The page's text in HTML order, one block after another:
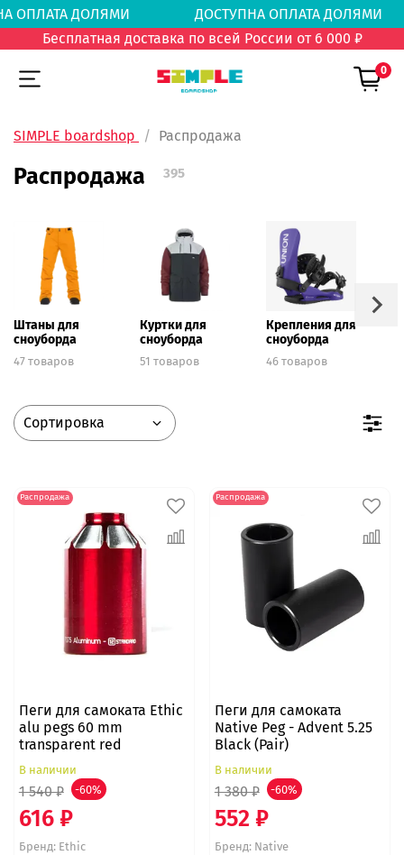
ОПЛАТА ДОЛЯМИ
ДОСТУПНА ОПЛАТА
Бесплатная доставка по всей России от 6 000 ₽
0
SIMPLE boardshop Распродажа
Распродажа 395
Штаны для
сноуборда
47 товаров
Куртки для
сноуборда
51 товаров
Крепления для
сноуборда
46 товаров
Распродажа
Пеги для самоката Ethic
alu pegs 60 mm
transparent red
В наличии
1 540 ₽ -60%
616 ₽
Бренд:Ethic
Распродажа
Пеги для самоката
Native Peg - Advent 5.25
Black (Pair)
В наличии
1 380 ₽ -60%
552 ₽
Бренд:Native